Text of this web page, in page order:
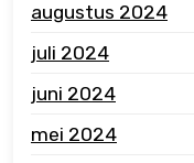
augustus 2024
juli 2024
juni 2024
mei 2024